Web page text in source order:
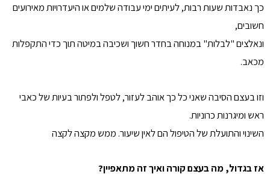
כך נאבדות שעות רבות, לעיתים ימי עבודה שלמים או היעדרויות מאירועים
חשובים,
ונאלצים "לבלות" במנוחה בחדר חשוך ושכיבה במיטה תוך כדי התקפלות
מכאב.
וזו בעצם הסיבה שאני כל כך אוהב לעזור, לטפל ולפתור בעיות של כאבי
ראש ומיגרנות כרוניות.
השינוי והתועלת של הטיפול הם לאין שיעור. ממש מקצה לקצה
אז בגדול, מה בעצם קורה ואיך זה מתאפיין?